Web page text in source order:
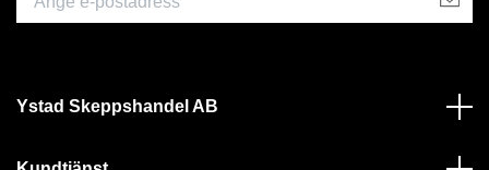
Ystad Skeppshandel AB